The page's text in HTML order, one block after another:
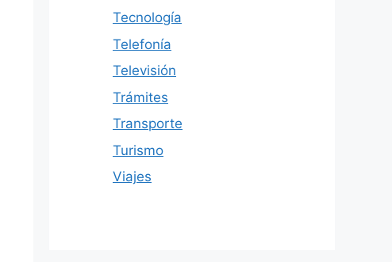
Tecnología
Telefonía
Televisión
Trámites
Transporte
Turismo
Viajes